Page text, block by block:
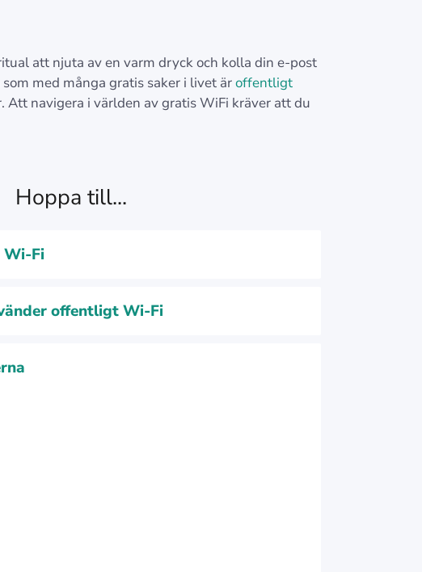
att njuta av en varm dryck och kolla din e-post
med många gratis saker i livet äroffentligt
Att navigera i världen av gratis WiFi kräver att du
Hoppa till...
offentligt Wi‑Fi